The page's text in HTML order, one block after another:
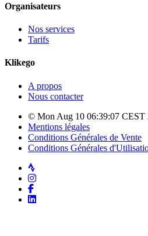
Organisateurs
Nos services
Tarifs
Klikego
A propos
Nous contacter
© Mon Aug 10 06:39:07 CEST
Mentions légales
Conditions Générales de Vente
Conditions Générales
Strava
Instagram
Facebook
LinkedIn